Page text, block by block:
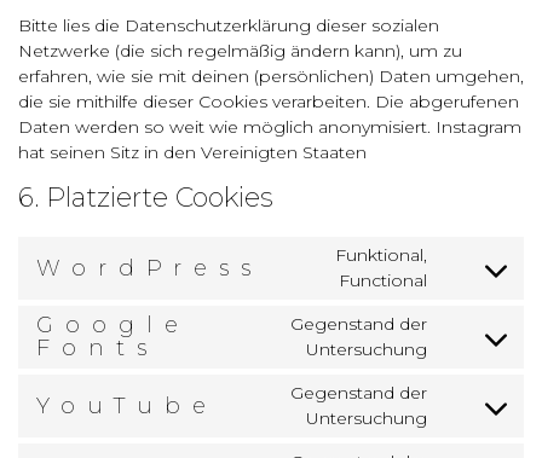
Bitte lies die Datenschutzerklärung dieser sozialen
Netzwerke (die sich regelmäßig ändern kann), um zu
erfahren, wie sie mit deinen (persönlichen) Daten umgehen,
die sie mithilfe dieser Cookies verarbeiten. Die abgerufenen
Daten werden so weit wie möglich anonymisiert. Instagram
hat seinen Sitz in den Vereinigten Staaten
6. Platzierte Cookies
WordPress
Funktional,
Functional
Consent
wordpress
Google
Fonts
Gegenstand der
Untersuchung
Consent
google-
YouTube
Gegenstand der
Untersuchung
Consent